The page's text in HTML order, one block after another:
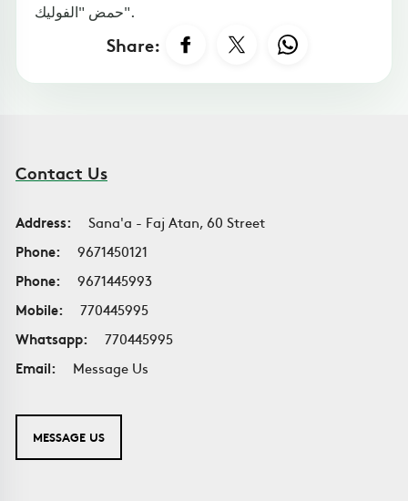
حمض "الفوليك".
Share:
Contact Us
Address:
Sana'a - Faj Atan, 60 Street
Phone:
9671450121
Phone:
9671445993
Mobile:
770445995
Whatsapp:
770445995
Email:
Message Us
MESSAGE US